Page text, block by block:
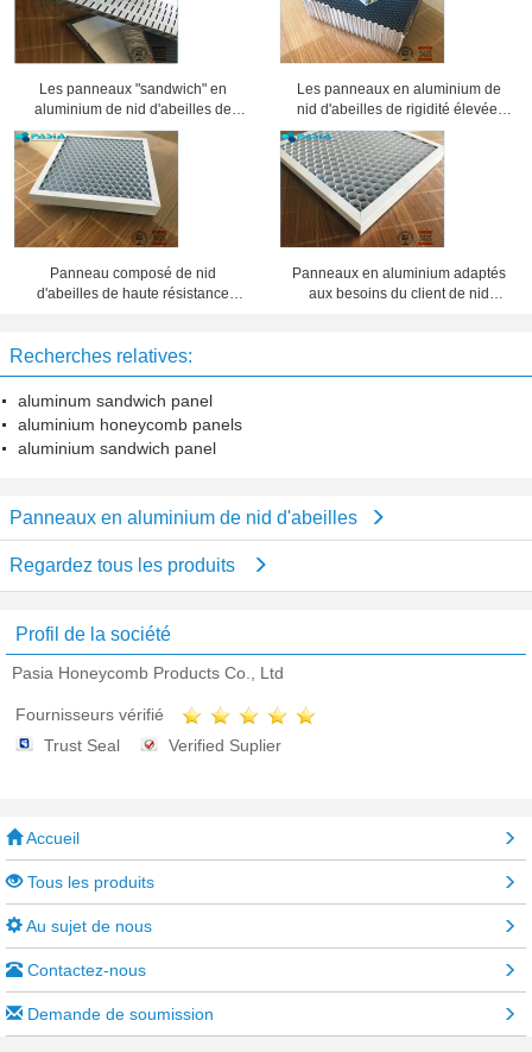
Les panneaux "sandwich" en
aluminium de nid d'abeilles de
preuve saine ont usiné la
préparation de surface
Les panneaux en aluminium de
nid d'abeilles de rigidité élevée,
âme en nid d'abeilles lambrisse 25
millimètres d'épaisseur
Panneau composé de nid
d'abeilles de haute résistance
Panneaux en aluminium adaptés
aux besoins du client de nid
Recherches relatives:
aluminum sandwich panel
aluminium honeycomb panels
aluminium sandwich panel
Panneaux en aluminium de nid d'abeilles
Regardez tous les produits
Profil de la société
Pasia Honeycomb Products Co., Ltd
Fournisseurs vérifié
Trust Seal
Verified Suplier
Accueil
Tous les produits
Au sujet de nous
Contactez-nous
Demande de soumission